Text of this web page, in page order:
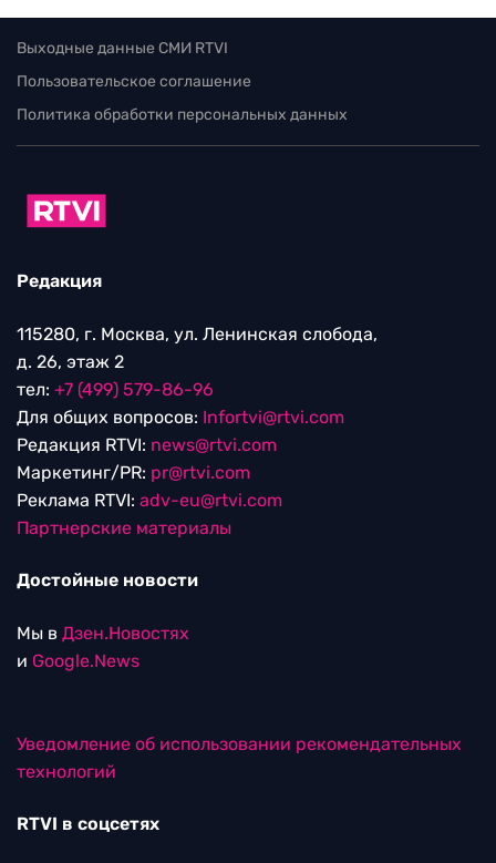
Выходные данные СМИ RTVI
Пользовательское соглашение
Политика обработки персональных данных
Редакция
115280, г. Москва, ул. Ленинская слобода,
д. 26, этаж 2
тел: +7 (499) 579-86-96
Для общих вопросов: Infortvi@rtvi.com
Редакция RTVI: news@rtvi.com
Маркетинг/PR: pr@rtvi.com
Реклама RTVI: adv-eu@rtvi.com
Партнерские материалы
Достойные новости
Мы в Дзен.Новостях
и Google.News
Уведомление об использовании рекомендательных
технологий
RTVI в соцсетях